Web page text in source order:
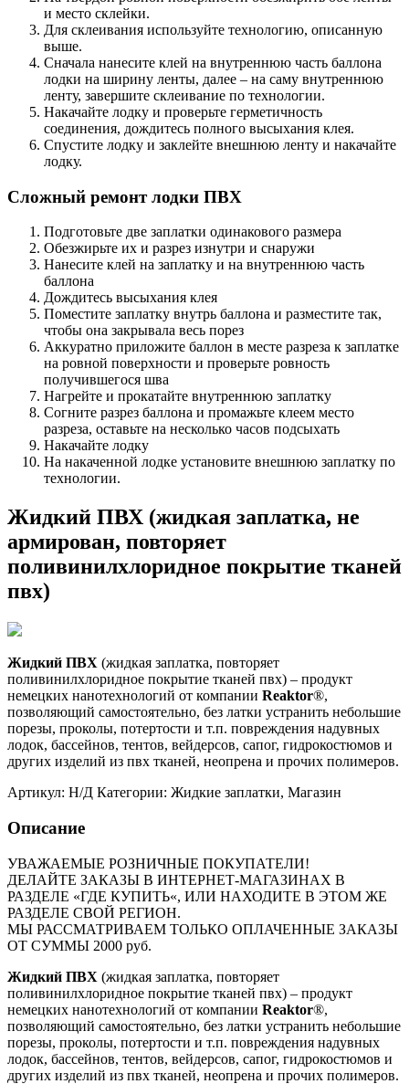
и место склейки.
Для склеивания используйте технологию, описанную
выше.
Сначала нанесите клей на внутреннюю часть баллона
лодки на ширину ленты, далее – на саму внутреннюю
ленту, завершите склеивание по технологии.
Накачайте лодку и проверьте герметичность
соединения, дождитесь полного высыхания клея.
Спустите лодку и заклейте внешнюю ленту и накачайте
лодку.
Сложный ремонт лодки ПВХ
Подготовьте две заплатки одинакового размера
Обезжирьте их и разрез изнутри и снаружи
Нанесите клей на заплатку и на внутреннюю часть
баллона
Дождитесь высыхания клея
Поместите заплатку внутрь баллона и разместите так,
чтобы она закрывала весь порез
Аккуратно приложите баллон в месте разреза к заплатке
на ровной поверхности и проверьте ровность
получившегося шва
Нагрейте и прокатайте внутреннюю заплатку
Согните разрез баллона и промажьте клеем место
разреза, оставьте на несколько часов подсыхать
Накачайте лодку
На накаченной лодке установите внешнюю заплатку по
технологии.
Жидкий ПВХ (жидкая заплатка, не
армирован, повторяет
поливинилхлоридное покрытие тканей
пвх)
Жидкий ПВХ (жидкая заплатка, повторяет
поливинилхлоридное покрытие тканей пвх) – продукт
немецких нанотехнологий от компании Reaktor®,
позволяющий самостоятельно, без латки устранить небольшие
порезы, проколы, потертости и т.п. повреждения надувных
лодок, бассейнов, тентов, вейдерсов, сапог, гидрокостюмов и
других изделий из пвх тканей, неопрена и прочих полимеров.
Артикул: Н/Д Категории: Жидкие заплатки, Магазин
Описание
УВАЖАЕМЫЕ РОЗНИЧНЫЕ ПОКУПАТЕЛИ!
ДЕЛАЙТЕ ЗАКАЗЫ В ИНТЕРНЕТ-МАГАЗИНАХ В
РАЗДЕЛЕ «ГДЕ КУПИТЬ«, ИЛИ НАХОДИТЕ В ЭТОМ ЖЕ
РАЗДЕЛЕ СВОЙ РЕГИОН.
МЫ РАССМАТРИВАЕМ ТОЛЬКО ОПЛАЧЕННЫЕ ЗАКАЗЫ
ОТ СУММЫ 2000 руб.
Жидкий ПВХ (жидкая заплатка, повторяет
поливинилхлоридное покрытие тканей пвх) – продукт
немецких нанотехнологий от компании Reaktor®,
позволяющий самостоятельно, без латки устранить небольшие
порезы, проколы, потертости и т.п. повреждения надувных
лодок, бассейнов, тентов, вейдерсов, сапог, гидрокостюмов и
других изделий из пвх тканей, неопрена и прочих полимеров.